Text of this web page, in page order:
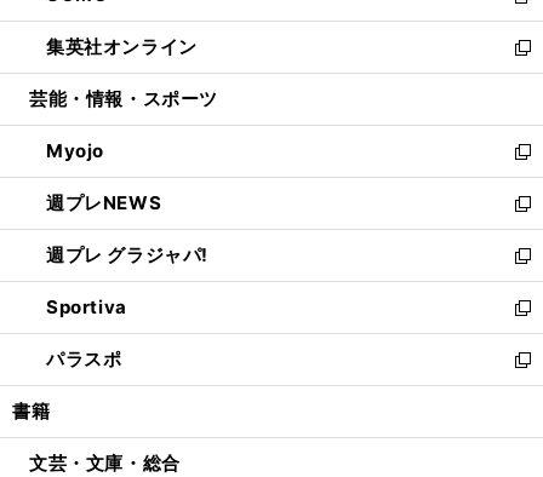
開
く
ウ
で
開
ン
ド
ウ
開
く
ウ
ィ
ン
ウ
で
開
く
し
い
ウ
ン
ド
ウ
で
開
く
集英社オンライン
新
し
ウ
ィ
ン
ド
ウ
で
開
く
芸能・情報・スポーツ
Myojo
新
し
い
ウ
ィ
ン
ド
ウ
で
開
週プレNEWS
新
し
い
ウ
ィ
ン
ド
ウ
開
週プレ グラジャパ!
新
し
い
ウ
ィ
ン
ウ
Sportiva
新
し
い
ウ
ン
パラスポ
新
し
ウ
書籍
文芸・文庫・総合